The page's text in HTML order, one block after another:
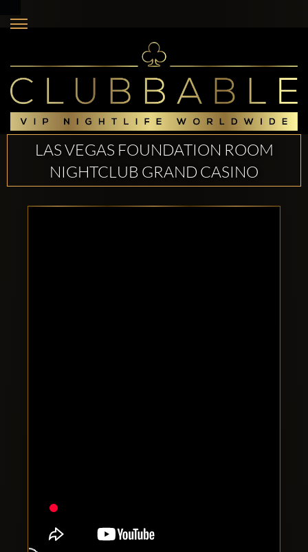
LAS VEGAS FOUNDATION ROOM
NIGHTCLUB GRAND CASINO